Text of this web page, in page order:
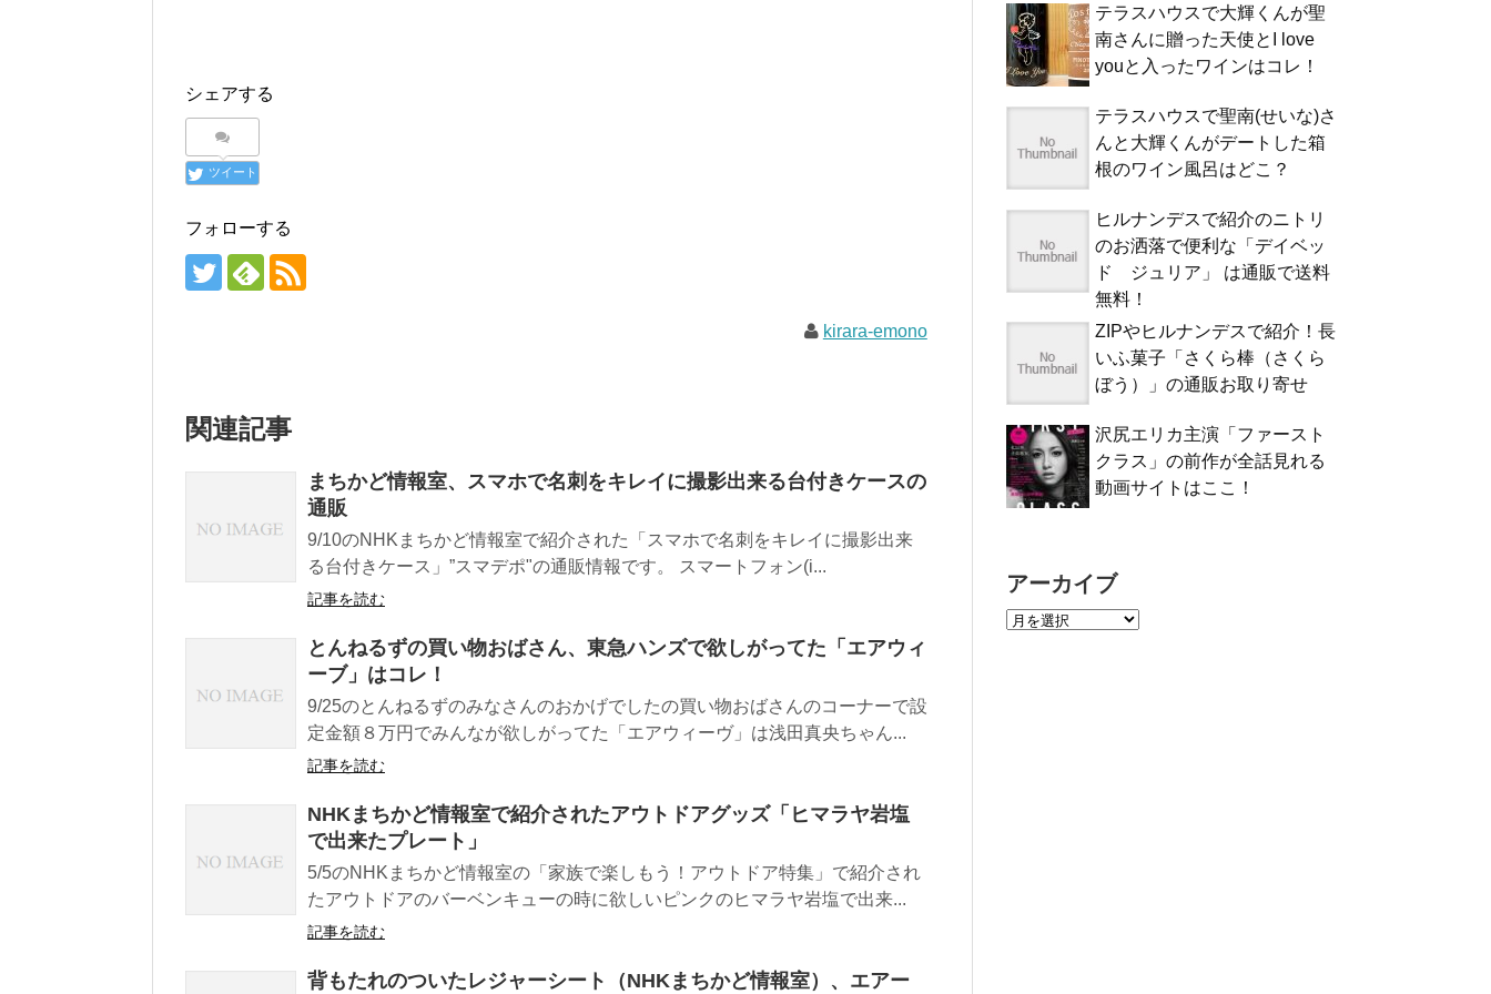
シェアする
ツイート
フォローする
kirara-emono
関連記事
まちかど情報室、スマホで名刺をキレイに撮影出来る台付きケースの
通販
9/10のNHKまちかど情報室で紹介された「スマホで名刺をキレイに撮影出来
る台付きケース」”スマデポ"の通販情報です。 スマートフォン(i...
記事を読む
とんねるずの買い物おばさん、東急ハンズで欲しがってた「エアウィ
ーブ」はコレ！
9/25のとんねるずのみなさんのおかげでしたの買い物おばさんのコーナーで設
定金額８万円でみんなが欲しがってた「エアウィーヴ」は浅田真央ちゃん...
記事を読む
NHKまちかど情報室で紹介されたアウトドアグッズ「ヒマラヤ岩塩
で出来たプレート」
5/5のNHKまちかど情報室の「家族で楽しもう！アウトドア特集」で紹介され
たアウトドアのバーベンキューの時に欲しいピンクのヒマラヤ岩塩で出来...
記事を読む
背もたれのついたレジャーシート（NHKまちかど情報室）、エアー
テラスハウスで大輝くんが聖
南さんに贈った天使とI love
youと入ったワインはコレ！
テラスハウスで聖南(せいな)さ
んと大輝くんがデートした箱
根のワイン風呂はどこ？
ヒルナンデスで紹介のニトリ
のお洒落で便利な「デイベッ
ド ジュリア」 は通販で送料
無料！
ZIPやヒルナンデスで紹介！長
いふ菓子「さくら棒（さくら
ぼう）」の通販お取り寄せ
沢尻エリカ主演「ファースト
クラス」の前作が全話見れる
動画サイトはここ！
アーカイブ